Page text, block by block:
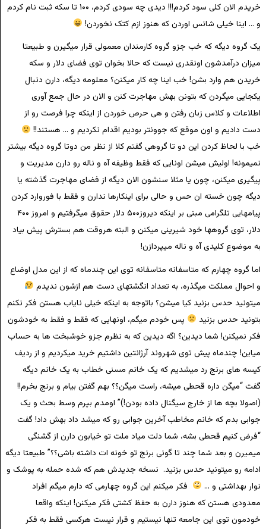
خریدم الان کلی سود کردم!!! دیدی چه سودی کردم، ۱۰۰ تا سکه ثبت نام کردم
و … اینا خیلی شانس اوردن که هنوز ازم کتک نخوردن!
یک گروه دیگه که خب جزو گروه کارمندان معمولی قرار میگیرن و طبیعتا
میزان درآمدشون اونقدری نیست که حالا بخوان توی فضای دلار و سکه
خریدن هم وارد بشن! خب اینا چه کار میکنن؟ معلومه دیگه، دارن دنبال
یکجایی میگردن که بتونن بهش مهاجرت کنن و الان در حال جمع آوری
اطلاعات و کلاس زبان رفتن و هی حرص خوردن از اینکه چرا فرصت رو از
دست دادیم و اون موقع که جوونتر بودیم اقدام نکردیم و … هستند!!
خب با لحاظ کردن این دو تا گروهی گفتم کلا از نظر من دوتا گروه دیگه بیشتر
نمیمونه! اولیش میشن اونایی که فقط وظیفه آه و ناله رو دارن مدیریت و
پیگیری میکنن، چون یا مثلا سنشون الان دیگه از فضای مهاجرت گذشته یا
دیگه چون خسته ان حس و حالی برای اینکارها ندارن و فقط با فوروارد کردن
پیامهایی تلگرامی مبنی بر اینکه دیروز۵۰۰ دلار حقوق میگرفتیم و امروز ۴۰۰
دلار، توی گروهها خود شیرینی میکنن و البته هروقت هم بسترش پیش بیاد
به موضوع کلیدی آه و ناله میپردازن!
اما گروه چهارم که متاسفانه متاسفانه توی این چندماه که از این مدل اوضاع
و احوال مملکت میگذره، به تعداد انگشتهای دست هم ازشون ندیدم
میتونید حدس بزنید کیا میشن؟ باتوجه به اینکه خیلی نایاب هستن فکر نکنم
بتونید حدس بزنید
پس خودم میگم، اونهایی که فقط و فقط به خودشون
فکر نمیکنن! شما دیدین؟ اگه دیدین که به نظرم جزو خوشبخت ها به حساب
میاین! چندماه پیش توی شهروند آرژانتین داشتیم خرید میکردیم و از ردیف
کیسه های برنج رد میشدیم که یک خانم مسنی خطاب به یک خانم دیگه
گفت “میگن داره قحطی میشه، راست میگن؟؟ بهم گفتن بیام و برنج بخرم!!
(اصولا بچه ها از خارج سیگنال داده بودن!)” اومدم بپرم وسط بحث و یک
جوابی بدم که خانم مخاطب آخرین جوابی رو که میشد داد بهش داد! گفت
“فرض کنیم قحطی بشه، شما دلت میاد ملت تو خیابون دارن از گشنگی
میمیرن و بعد شما چند تا گونی برنج تو خونه ات داشته باشی؟؟” طبیعتا دیگه
ادامه رو میتونید حدس بزنید. نسخه جدیدش هم که شده حمله به پوشک و
نوار بهداشتی و …
فکر میکنم این گروه چهارمی که دارم میگم افراد
معدودی هستن که هنوز دارن به حفظ کشتی فکر میکنن! اینکه واقعا
خودمون توی این جامعه تنها نیستیم و قرار نیست هرکسی فقط به فکر